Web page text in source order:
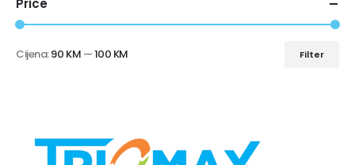
Filter
Cijena:90 KM —100 KM